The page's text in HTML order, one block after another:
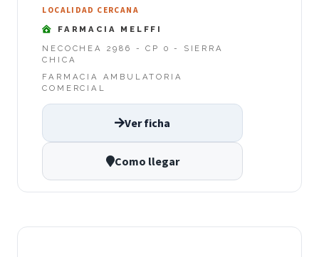
LOCALIDAD CERCANA
FARMACIA MELFFI
NECOCHEA 2986 - CP 0 - SIERRA
CHICA
FARMACIA AMBULATORIA
COMERCIAL
Ver ficha
Como llegar